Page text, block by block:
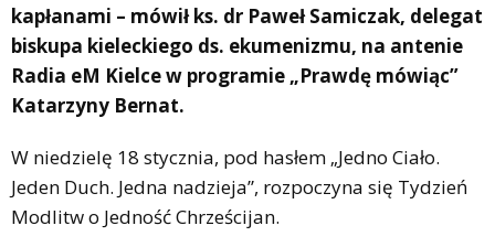
kapłanami – mówił ks. dr Paweł Samiczak, delegat
biskupa kieleckiego ds. ekumenizmu, na antenie
Radia eM Kielce w programie „Prawdę mówiąc”
Katarzyny Bernat.
W niedzielę 18 stycznia, pod hasłem „Jedno Ciało.
Jeden Duch. Jedna nadzieja”, rozpoczyna się Tydzień
Modlitw o Jedność Chrześcijan.